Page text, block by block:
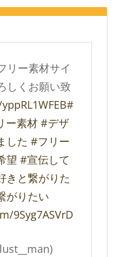
リー素材サイ
しくお願い致
#
ー素材 #デザ
した #フリー
望 #宣伝して
きと繋がりた
がりたい
9Syg7ASVrD